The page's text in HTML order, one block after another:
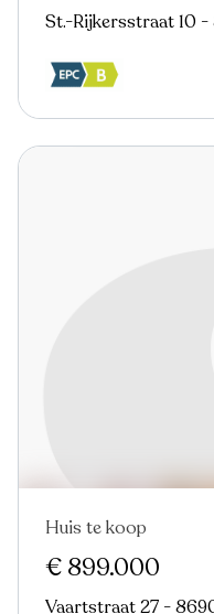
St.-Rijkersstraat 10
Huis te koop
€ 899.000
Vaartstraat 27 -